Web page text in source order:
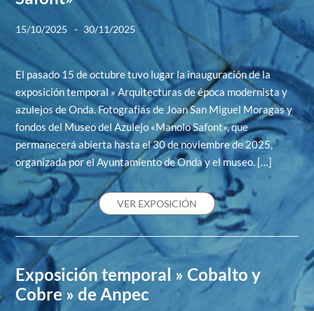
15/10/2025 - 30/11/2025
El pasado 15 de octubre tuvo lugar la inauguración de la
exposición temporal » Arquitecturas de época modernista y
azulejos de Onda. Fotografías de Joan San Miguel Moragas y
fondos del Museo del Azulejo «Manolo Safont», que
permanecerá abierta hasta el 30 de noviembre de 2025,
organizada por el Ayuntamiento de Onda y el museo. […]
VER EXPOSICIÓN
Exposición temporal » Cobalto y
Cobre » de Anpec